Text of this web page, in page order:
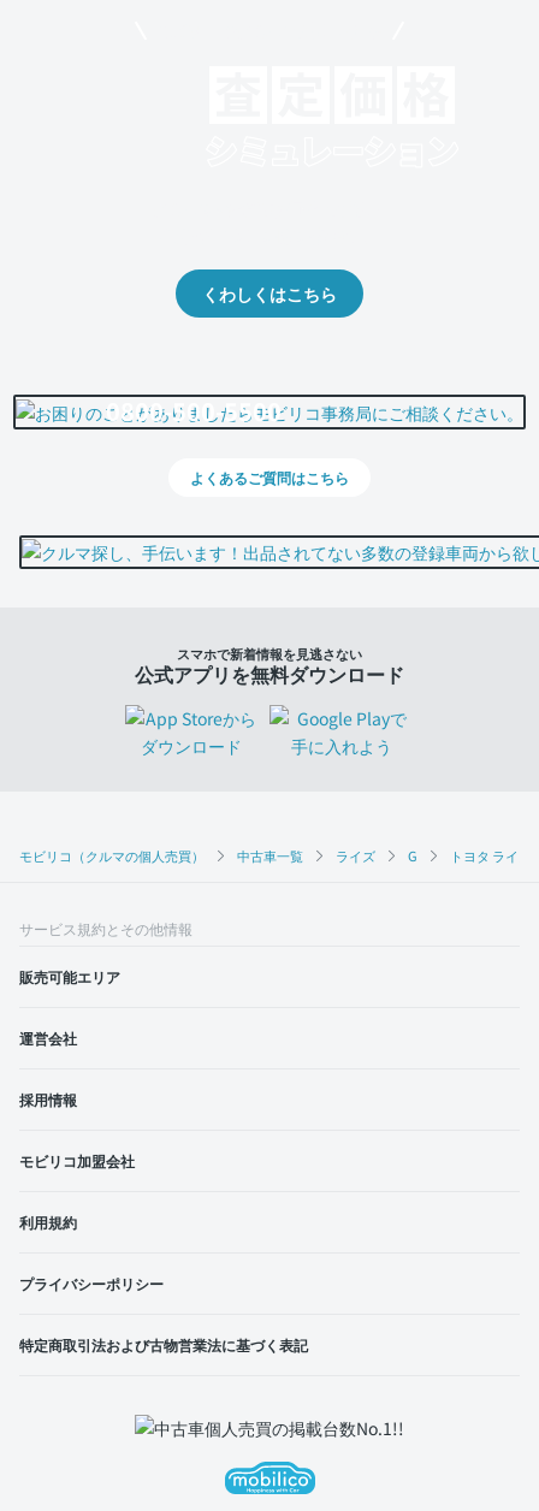
モビリコ（クルマの個人売買） 中古車一覧 ライズ G トヨタ ライ
くわしくはこちら
0800-500-5500
よくあるご質問はこちら
スマホで新着情報を見逃さない
公式アプリを無料ダウンロード
サービス規約とその他情報
販売可能エリア
運営会社
採用情報
モビリコ加盟会社
利用規約
プライバシーポリシー
特定商取引法および古物営業法に基づく表記